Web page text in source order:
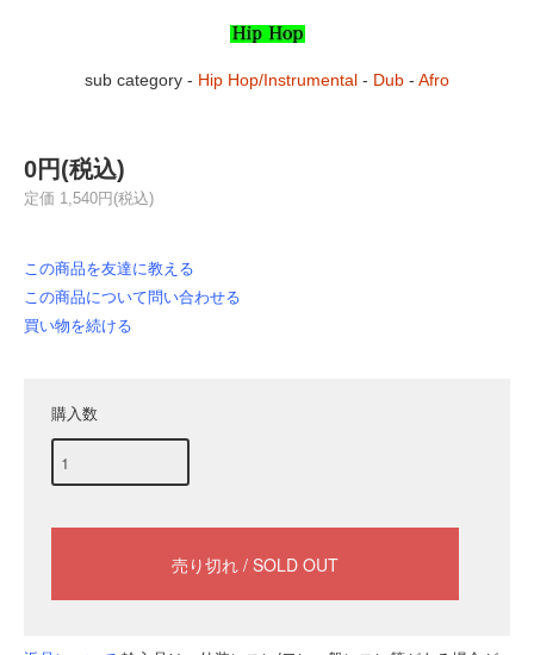
sub category - Hip Hop/Instrumental - Dub - Afro
0円(税込)
定価 1,540円(税込)
この商品を友達に教える
この商品について問い合わせる
買い物を続ける
購入数